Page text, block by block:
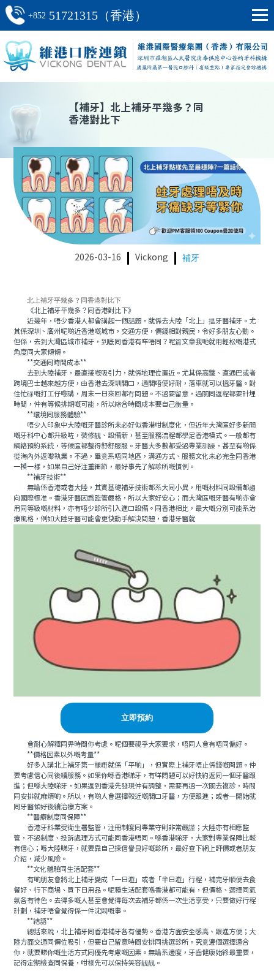
+852 51721315（香港）
【補牙】 北上補牙平幾多？同
香港對比下
2026-03-16 Vickong 補牙
北上補牙平幾多？同香港對比下
《北上補牙平幾多？同香港對比下》
近幾年，唔少香港人都會講起一個話題，就係去大陸「北上」揾牙醫補牙。尤
其係深圳、廣州呢啲近香港嘅城市，交通方便，價錢相對親民，令好多朋友心動。
但係，去到大灣區城市補牙，到底同香港有咩唔同？呢篇文章我哋就用輕松嘅港式
角度同大家傾傾。
**交通同時間成本**
去到大陸補牙，最直接嘅吸引力，就係地理位置近。尤其係高鐵、直通巴或者
跨境巴士越來越方便，由香港去深圳關口，過關唔使好耐，落車就可以搵牙醫。對
住忙碌嘅打工仔嚟講，周末一日來回都冇問題。不過要留意，過關同返程都要計埋
時間，仲有等候排期嘅可能，所以綜合時間成本要自己衡量。
**環境同服務體驗**
唔少人印象中大陸嘅牙醫診所未必好似香港咁制度化，但近年大灣區好多新開
嘅牙科中心都升級咗，裝修靓、設備新，甚至服務流程都學足香港模式。一般都有
網絡預約系統，等候區都整得舒舒服服。牙醫大多數都受過專業訓練，甚至有啲係
從海內外返嚟執業。不過，畢竟系唔同地區，溝通方式、服務文化未必完全同香港
一模一樣，如果自己好注重細節，最好事先了解診所嘅慣例。
**補牙技術**
無論係香港或者大陸，其實基礎補牙技術都系大同小異，用嘅材料同設備都趨
向國際標准。香港牙醫因爲監管嚴格，所以大家好安心；而大灣區嘅牙醫有啲亦會
用同等級嘅材料，亦有唔少診所引入進口設備。同香港相比，最大嘅分別可能系治
療風格，例如大陸牙醫可能會更快動手解決問題，香港牙醫就
立即預約
會耐心解釋同畀時間你考慮。呢個要視乎大家要求，唔同人會有唔同偏好。
**價格因素以外嘅考量**
好多人講北上補牙第一樣嘢就係「平啲」，但實際上補牙唔止係錢嘅問題。仲
要考慮信心同後續服務。如果你喺香港睇牙，有咩問題可以好快約返同一個牙醫跟
進；但喺大陸睇牙，如果返到香港先發現仲有調整，需要再過一次關去複診，時間
同安排就麻煩啲。所以，有啲人會選擇較近嘅關口牙醫，方便跟進；或者一開始就
同牙醫傾好後續治療方案。
**醫療制度同保障**
香港牙科業受衛生署監管，注冊制度同專業守則非常嚴謹；大陸亦有相應監
管，不過制度、投訴處理方式可能同香港唔同。喺香港睇牙，大家對專業保障比較
有信心；喺大陸睇牙，就要靠自己揀信譽良好嘅診所，最好查下網上評價或者朋友
介紹，減少風險。
**文化體驗同生活配套**
有啲朋友會將北上補牙變成「一日遊」或者「半日遊」行程，補完牙順便去食
餐好、行下商場、買下日用品。呢種生活配套喺香港都可能有，但價格、選擇同氣
氛各有特色。去得多嘅人甚至會覺得每次去補牙都係一次生活享受，只要做好行程
計劃，補牙唔會覺得係一件沈悶嘅事。
**結語**
總括來說，北上補牙同香港補牙各有優勢。香港方面安全感高、跟進方便；大
陸方面交通同價位吸引，但要自己留意時間安排同挑選診所。究竟邊個選擇適合
你，就要睇你嘅生活方式同優先考慮嘅因素。無論系邊度，牙齒健康始終最重要，
記得定期檢查同保養，咁樣先可以保持笑容靓靓。